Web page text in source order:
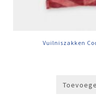
Vuilniszakken